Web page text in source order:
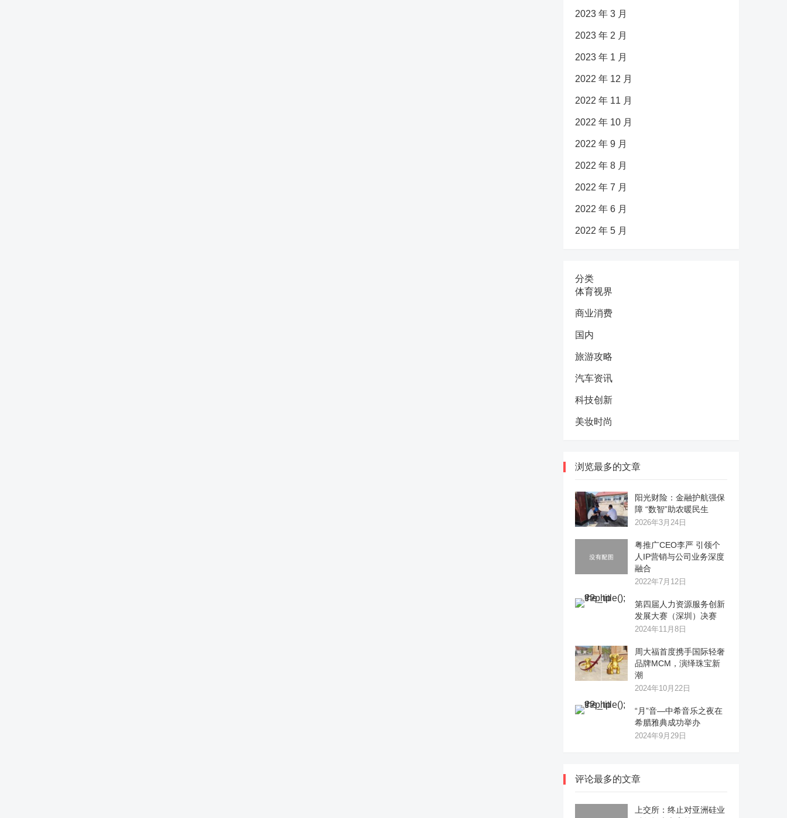
2023 年 3 月
2023 年 2 月
2023 年 1 月
2022 年 12 月
2022 年 11 月
2022 年 10 月
2022 年 9 月
2022 年 8 月
2022 年 7 月
2022 年 6 月
2022 年 5 月
分类
体育视界
商业消费
国内
旅游攻略
汽车资讯
科技创新
美妆时尚
浏览最多的文章
阳光财险：金融护航强保
障 “数智”助农暖民生
2026年3月24日
粤推广CEO李严 引领个
人IP营销与公司业务深度
融合
2022年7月12日
第四届人力资源服务创新
发展大赛（深圳）决赛
2024年11月8日
周大福首度携手国际轻奢
品牌MCM，演绎珠宝新
潮
2024年10月22日
“月”音—中希音乐之夜在
希腊雅典成功举办
2024年9月29日
评论最多的文章
上交所：终止对亚洲硅业